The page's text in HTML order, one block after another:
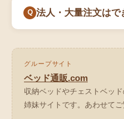
法人・大量注文はで
グループサイト
ベッド通販.com
収納ベッドやチェストベッ
姉妹サイトです。あわせてご